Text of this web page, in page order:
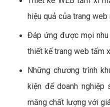
hiệu quả của trang
Đáp ứng được mọi nhu
thiết kế trang web tấm
Những chương trình
kiện để doanh
măng chất lượng với